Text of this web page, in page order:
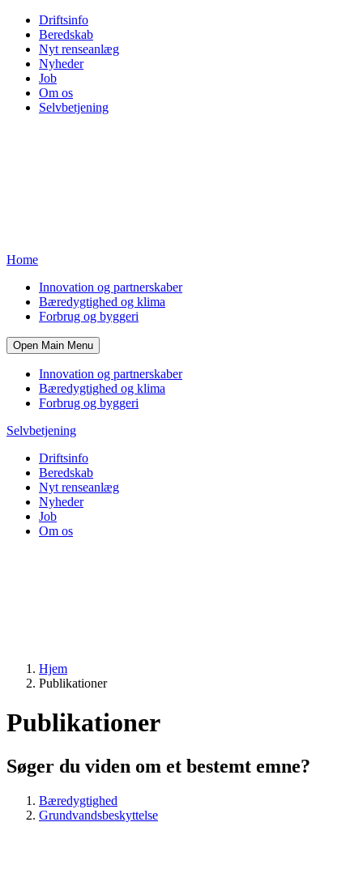
Driftsinfo
Beredskab
Nyt renseanlæg
Nyheder
Job
Om os
Selvbetjening
Home
Innovation og partnerskaber
Bæredygtighed og klima
Forbrug og byggeri
Open Main Menu
Innovation og partnerskaber
Bæredygtighed og klima
Forbrug og byggeri
Selvbetjening
Driftsinfo
Beredskab
Nyt renseanlæg
Nyheder
Job
Om os
Hjem
Publikationer
Publikationer
Søger du viden om et bestemt emne?
Bæredygtighed
Grundvandsbeskyttelse